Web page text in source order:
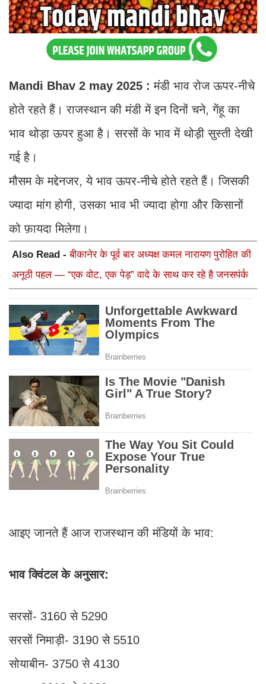
Mandi Bhav 2 may 2025 : मंडी भाव रोज ऊपर-नीचे
होते रहते हैं। राजस्थान की मंडी में इन दिनों चने, गेंहू का
भाव थोड़ा ऊपर हुआ है। सरसों के भाव में थोड़ी सुस्ती देखी
गई है।
मौसम के मद्देनजर, ये भाव ऊपर-नीचे होते रहते हैं। जिसकी
ज्यादा मांग होगी, उसका भाव भी ज्यादा होगा और किसानों
को फ़ायदा मिलेगा।
Also Read -बीकानेर के पूर्व बार अध्यक्ष कमल नारायण पुरोहित की
अनूठी पहल — “एक वोट, एक पेड़” वादे के साथ कर रहे है जनसपंर्क
आइए जानते हैं आज राजस्थान की मंडियों के भाव:
भाव क्विंटल के अनुसार:
सरसों- 3160 से 5290
सरसों निमाड़ी- 3190 से 5510
सोयाबीन- 3750 से 4130